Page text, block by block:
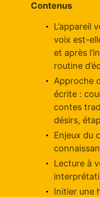
Contenus
L’appareil
voix est-
et après
routine
Approche
écrite :
contes
désirs,
Enjeux du
Lecture à
Initier une